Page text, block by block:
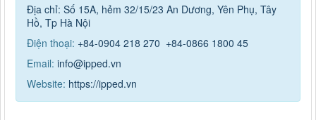
Địa chỉ: Số 15A, hẻm 32/15/23 An Dương, Yên Phụ, Tây
Hồ, Tp Hà Nội
Điện thoại: +84-0904 218 270 +84-0866 1800 45
Email: info@ipped.vn
Website: https://ipped.vn